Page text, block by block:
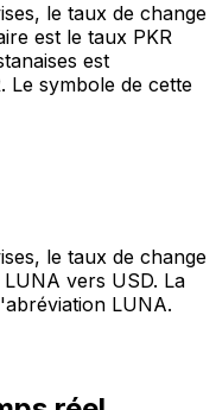
le taux de change
est le taux PKR
est
Le symbole de cette
le taux de change
vers USD. La
LUNA.